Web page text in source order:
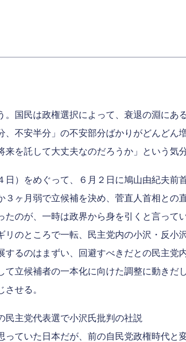
。国民は政権選択によって、衰退の淵にあ
、不安半分」の不安部分ばかりがどんどん
を託して大丈夫なのだろうか」という気
日）をめぐって、６月２日に鳩山由紀夫前
ヶ月弱で立候補を決め、菅直人首相との
たのが、一時は政界から身を引くと言って
のところで一転、民主党内の小沢・反小
るのはまずい、回避すべきだとの民主党
立候補者の一本化に向けた調整に動きだ
せる。
主党代表選で小沢氏批判の社説
ていた日本だが、前の自民党政権時代と